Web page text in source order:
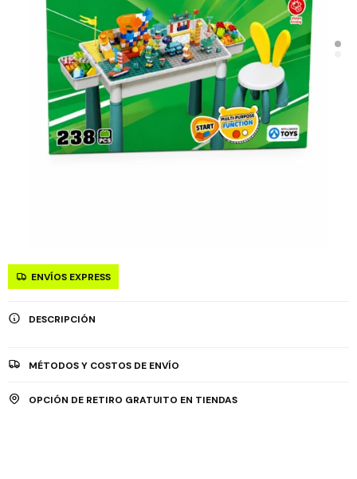
ENVÍOS EXPRESS
DESCRIPCIÓN
MÉTODOS Y COSTOS DE ENVÍO
OPCIÓN DE RETIRO GRATUITO EN TIENDAS